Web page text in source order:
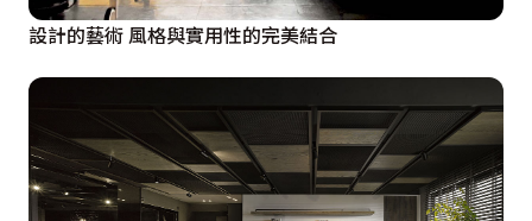
設計的藝術 風格與實用性的完美結合